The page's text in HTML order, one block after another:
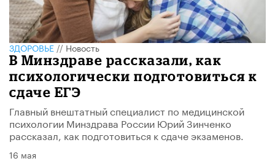
ЗДОРОВЬЕ//Новость
В Минздраве рассказали, как
психологически подготовиться к
сдаче ЕГЭ
Главный внештатный специалист по медицинской
психологии Минздрава России Юрий Зинченко
рассказал, как подготовиться к сдаче экзаменов.
16 мая